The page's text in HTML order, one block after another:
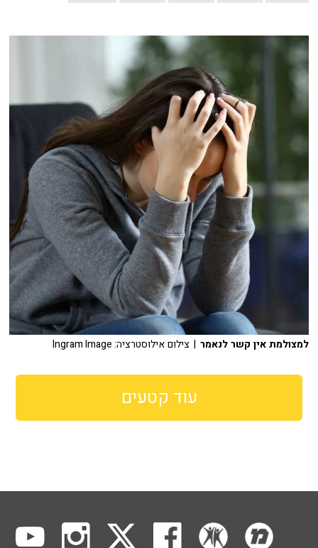
למצולמת אין קשר לנאמר | צילום אילוסטרציה: Ingram Image
עוד קטעים